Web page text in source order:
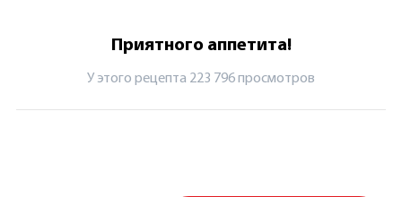
Приятного аппетита!
У этого рецепта 223 796 просмотров